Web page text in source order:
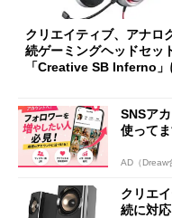
クリエイティブ、アナロ
続ゲーミングヘッドセッ
「Creative SB Inferno」
SNSア
使ってま
AD（Dreaw
クリエ
続に対